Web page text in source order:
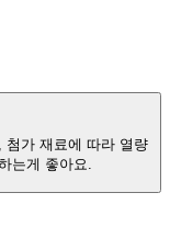
첨가 재료에 따라 열량
는게 좋아요.